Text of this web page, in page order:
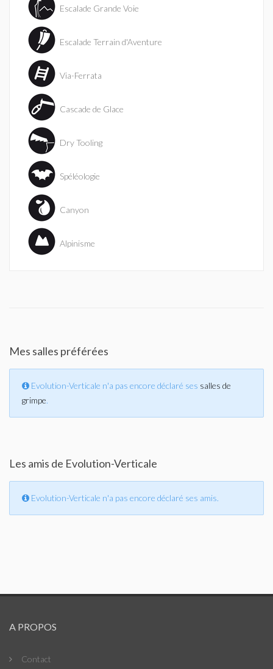
Escalade Grande Voie
Escalade Terrain d'Aventure
Via-Ferrata
Cascade de Glace
Dry Tooling
Spéléologie
Canyon
Alpinisme
Mes salles préférées
Evolution-Verticale n'a pas encore déclaré ses salles de
grimpe.
Les amis de Evolution-Verticale
Evolution-Verticale n'a pas encore déclaré ses amis.
A PROPOS
Contact